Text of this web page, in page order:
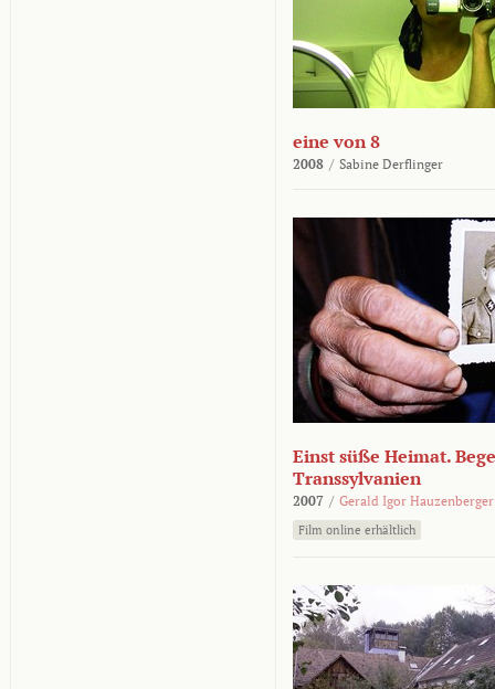
eine von 8
2008 / Sabine Derflinger
Einst süße Heimat.
Transsylvanien
2007 / Gerald Igor Hauzenberger
Film online erhältlich